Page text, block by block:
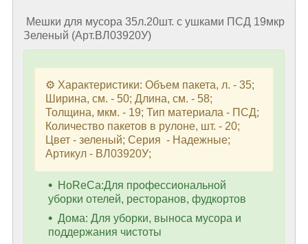
Мешки для мусора 35л.20шт. с ушками ПСД 19мкр
Зеленый (Арт.ВЛ03920У)
⚙️ Характеристики: Объем пакета, л. - 35;
Ширина, см. - 50; Длина, см. - 58;
Толщина, мкм. - 19; Тип материала - ПСД;
Количество пакетов в рулоне, шт. - 20;
Цвет - зеленый; Серия - Надежные;
Артикул - ВЛ03920У;
HoReCa:Для профессиональной
уборки отелей, ресторанов, фудкортов
Дома: Для уборки, выноса мусора и
поддержания чистоты